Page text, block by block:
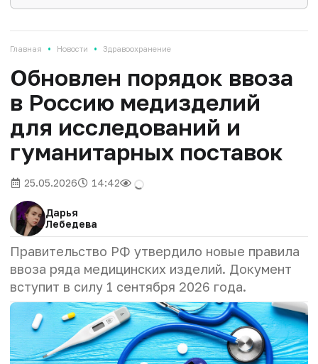
Главная • Новости • Здравоохранение
Обновлен порядок ввоза
в Россию медизделий
для исследований и
гуманитарных поставок
25.05.2026 14:42
Дарья
Лебедева
Правительство РФ утвердило новые правила
ввоза ряда медицинских изделий. Документ
вступит в силу 1 сентября 2026 года.